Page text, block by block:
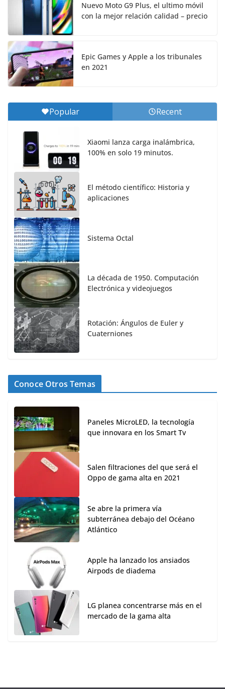
Nuevo Moto G9 Plus, el ultimo móvil
con la mejor relación calidad – precio
Epic Games y Apple a los tribunales
en 2021
Popular Recent
Xiaomi lanza carga inalámbrica,
100% en solo 19 minutos.
El método científico: Historia y
aplicaciones
Sistema Octal
La década de 1950. Computación
Electrónica y videojuegos
Rotación: Ángulos de Euler y
Cuaterniones
Conoce Otros Temas
Paneles MicroLED, la tecnología
que innovara en los Smart Tv
Salen filtraciones del que será el
Oppo de gama alta en 2021
Se abre la primera vía
subterránea debajo del Océano
Atlántico
Apple ha lanzado los ansiados
Airpods de diadema
LG planea concentrarse más en el
mercado de la gama alta